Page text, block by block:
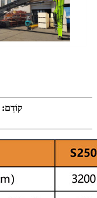
קוֹדֵם: